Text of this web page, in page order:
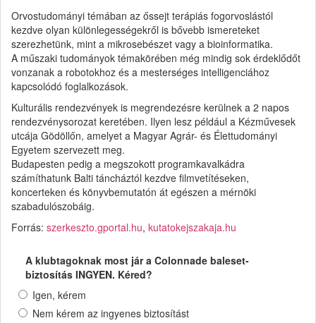
Orvostudományi témában az őssejt terápiás fogorvoslástól
kezdve olyan különlegességekről is bővebb ismereteket
szerezhetünk, mint a mikrosebészet vagy a bioinformatika.
A műszaki tudományok témakörében még mindig sok érdeklődőt
vonzanak a robotokhoz és a mesterséges intelligenciához
kapcsolódó foglalkozások.
Kulturális rendezvények is megrendezésre kerülnek a 2 napos
rendezvénysorozat keretében. Ilyen lesz például a Kézművesek
utcája Gödöllőn, amelyet a Magyar Agrár- és Élettudományi
Egyetem szervezett meg.
Budapesten pedig a megszokott programkavalkádra
számíthatunk Balti táncháztól kezdve filmvetítéseken,
koncerteken és könyvbemutatón át egészen a mérnöki
szabadulószobáig.
Forrás: szerkeszto.gportal.hu, kutatokejszakaja.hu
A klubtagoknak most jár a Colonnade baleset-
biztosítás INGYEN. Kéred?
Igen, kérem
Nem kérem az ingyenes biztosítást